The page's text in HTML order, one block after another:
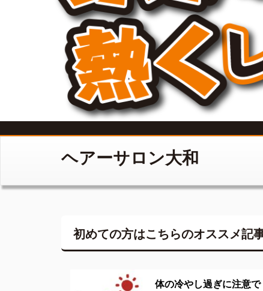
ヘアーサロン大和
初めての方はこちらのオススメ記
体の冷やし過ぎに注意で